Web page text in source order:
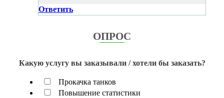
Ответить
ОПРОС
Какую услугу вы заказывали / хотели бы заказать?
Прокачка танков
Повышение статистики